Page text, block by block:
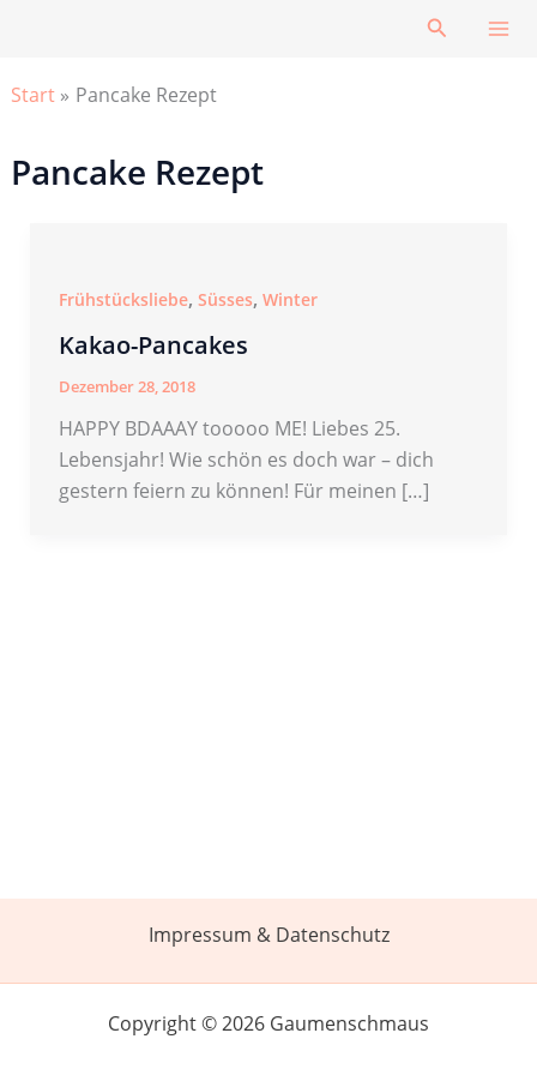
Suchen
Start Pancake Rezept
Pancake Rezept
Frühstücksliebe, Süsses, Winter
Kakao-Pancakes
Dezember 28, 2018
HAPPY BDAAAY tooooo ME! Liebes 25.
Lebensjahr! Wie schön es doch war – dich
gestern feiern zu können! Für meinen […]
Impressum & Datenschutz
Copyright © 2026 Gaumenschmaus